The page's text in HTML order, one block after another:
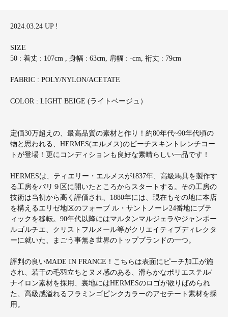
2024.03.24 UP !
SIZE
50 : 着丈 : 107cm , 身幅 : 63cm, 肩幅 : -cm, 裄丈 : 79cm
FABRIC : POLY/NYLON/ACETATE
COLOR : LIGHT BEIGE (ライトベージュ）
定価30万超えの、最高品質の素材と作り！約80年代~90年代頃の
物と思われる、HERMES(エルメス)のピーチスキントレンチコー
トが登場！更にコンディションも良好な素晴らしい一品です！
HERMESは、ティエリー・エルメスが1837年、高級馬具を製作す
る工房をパリ９区に開いたところからスタートする。その工房の
技術は当初から高く評価され、1880年には、現在もその地に本店
を構えるエリゼ地区のフォーブ ル・サントノーレ24番地にブテ
ィックを移転。90年代以降にはマルタンマルジェラやジャンポー
ルゴルチエ、クリストフルメール等がクリエイティブディレクタ
ーに就いた、まごう事無き世界のトップブランドの一つ。
評判の良いMADE IN FRANCE！こちらは表面にピーチ加工が施
され、若干の毛羽立ちとヌメ感のある、滑らかなポリエステル/
ナイロン素材を採用、裏地にはHERMESのロゴが散りばめられ
た、高級感溢れるフラミンゴピンクカラーのアセテート素材を採
用。